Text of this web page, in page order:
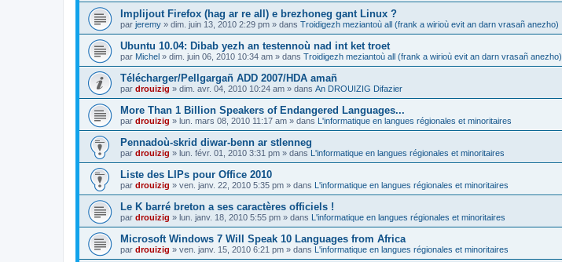
Implijout Firefox (hag ar re all) e brezhoneg gant Linux ?
par jeremy » dim. juin 13, 2010 2:29 pm » dans Troidigezh meziantoù all (frank a wirioù evit an darn vrasañ anezho)
Ubuntu 10.04: Dibab yezh an testennoù nad int ket troet
par Michel » dim. juin 06, 2010 10:34 am » dans Troidigezh meziantoù all (frank a wirioù evit an darn vrasañ anezho)
Télécharger/Pellgargañ ADD 2007/HDA amañ
par drouizig » dim. avr. 04, 2010 10:24 am » dans An DROUIZIG Difazier
More Than 1 Billion Speakers of Endangered Languages...
par drouizig » lun. mars 08, 2010 11:17 am » dans L'informatique en langues régionales et minoritaires
Pennadoù-skrid diwar-benn ar stlenneg
par drouizig » lun. févr. 01, 2010 3:31 pm » dans L'informatique en langues régionales et minoritaires
Liste des LIPs pour Office 2010
par drouizig » ven. janv. 22, 2010 5:35 pm » dans L'informatique en langues régionales et minoritaires
Le K barré breton a ses caractères officiels !
par drouizig » lun. janv. 18, 2010 5:55 pm » dans L'informatique en langues régionales et minoritaires
Microsoft Windows 7 Will Speak 10 Languages from Africa
par drouizig » ven. janv. 15, 2010 6:21 pm » dans L'informatique en langues régionales et minoritaires